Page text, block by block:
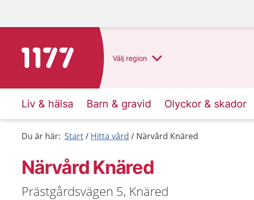
Till startsidan för 1177 Välj region
Liv & hälsa Barn & gravid Olyckor & skador
Du är här: Start Hitta vård Närvård Knäred
Närvård Knäred
Prästgårdsvägen 5, Knäred